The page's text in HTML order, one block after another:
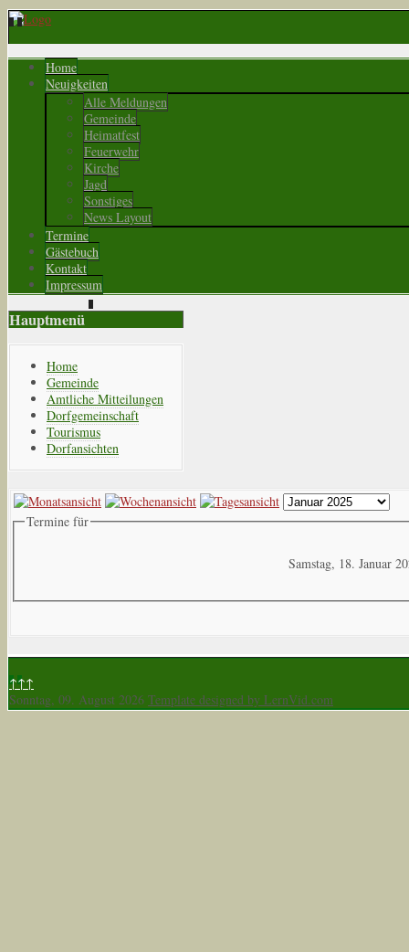
Home
Neuigkeiten
Alle Meldungen
Gemeinde
Heimatfest
Feuerwehr
Kirche
Jagd
Sonstiges
News Layout
Termine
Gästebuch
Kontakt
Impressum
Hauptmenü
Home
Gemeinde
Amtliche Mitteilungen
Dorfgemeinschaft
Tourismus
Dorfansichten
Termine für
Samstag, 18. Januar
↑↑↑
Sonntag, 09. August 2026 Template designed by LernVid.com